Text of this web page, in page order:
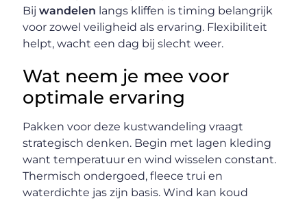
Bijwandelen langs kliffen is timing belangrijk
voor zowel veiligheid als ervaring. Flexibiliteit
helpt, wacht een dag bij slecht weer.
Wat neem je mee voor
optimale ervaring
Pakken voor deze kustwandeling vraagt
strategisch denken. Begin met lagen kleding
want temperatuur en wind wisselen constant.
Thermisch ondergoed, fleece trui en
waterdichte jas zijn basis. Wind kan koud